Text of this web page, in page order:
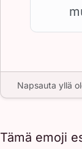
Napsauta yllä
Tämä emoji